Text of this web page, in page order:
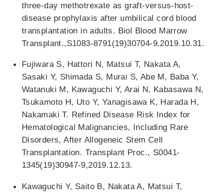
three-day methotrexate as graft-versus-host-
disease prophylaxis after umbilical cord blood
transplantation in adults. Biol Blood Marrow
Transplant.,S1083-8791(19)30704-9,2019.10.31.
Fujiwara S, Hattori N, Matsui T, Nakata A,
Sasaki Y, Shimada S, Murai S, Abe M, Baba Y,
Watanuki M, Kawaguchi Y, Arai N, Kabasawa N,
Tsukamoto H, Uto Y, Yanagisawa K, Harada H,
Nakamaki T. Refined Disease Risk Index for
Hematological Malignancies, Including Rare
Disorders, After Allogeneic Stem Cell
Transplantation. Transplant Proc., S0041-
1345(19)30947-9,2019.12.13.
Kawaguchi Y, Saito B, Nakata A, Matsui T,